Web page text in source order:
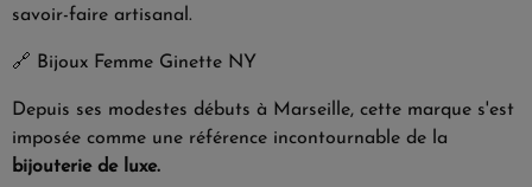
savoir-faire artisanal.
🔗 Bijoux Femme Ginette NY
Depuis ses modestes débuts à Marseille, cette marque s'est
imposée comme une référence incontournable de la
bijouterie de luxe.